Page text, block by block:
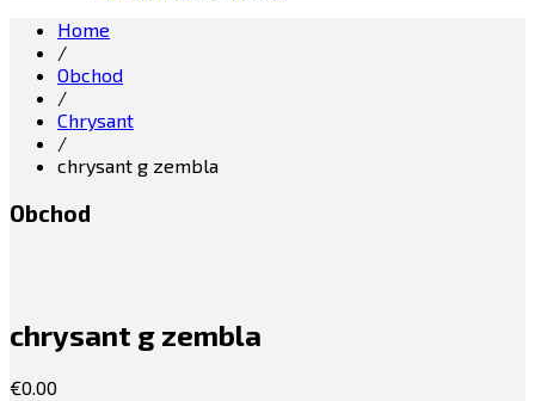
Home
/
Obchod
/
Chrysant
/
chrysant g zembla
Obchod
chrysant g zembla
€0.00